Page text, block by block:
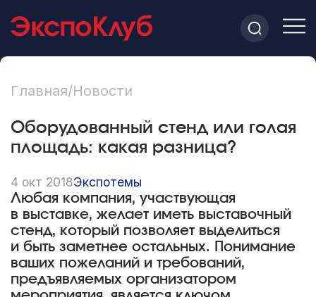
Главная/Новости
Оборудованный стенд или голая
площадь: какая разница?
4 окт 2018Экспотемы
Любая компания, участвующая
в выставке, желает иметь выставочный
стенд, который позволяет выделиться
и быть заметнее остальных. Понимание
ваших пожеланий и требований,
предъявляемых организатором